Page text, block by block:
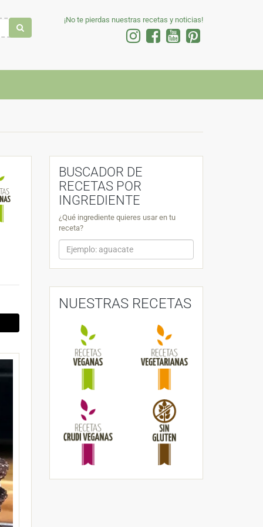
¡No te pierdas nuestras recetas y noticias!
BUSCADOR DE
RECETAS POR
INGREDIENTE
¿Qué ingrediente quieres usar en tu
receta?
NUESTRAS RECETAS